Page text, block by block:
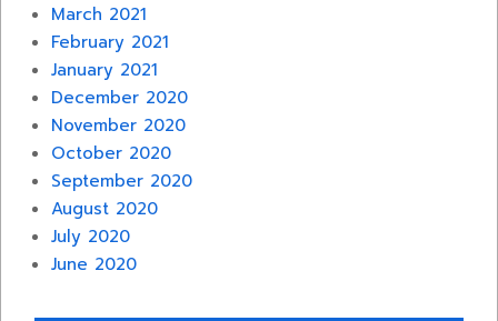
March 2021
February 2021
January 2021
December 2020
November 2020
October 2020
September 2020
August 2020
July 2020
June 2020